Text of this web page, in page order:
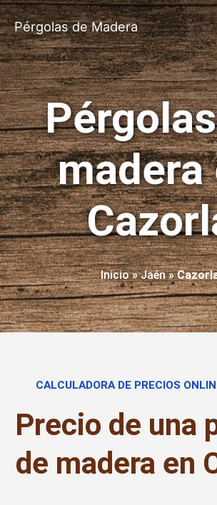
Pérgolas de Madera
madera
Inicio»Jaén»
CALCULADORA DE PRECIOS
Precio de una
de madera en